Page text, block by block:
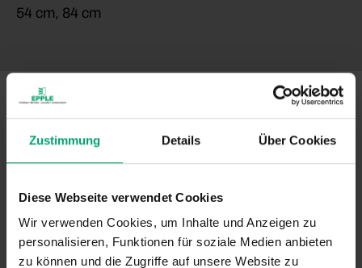
Zustimmung Details Über Cookies
Diese Webseite verwendet Cookies
Wir verwenden Cookies, um Inhalte und Anzeigen zu
personalisieren, Funktionen für soziale Medien anbieten
zu können und die Zugriffe auf unsere Website zu
54 cm, 84 cm